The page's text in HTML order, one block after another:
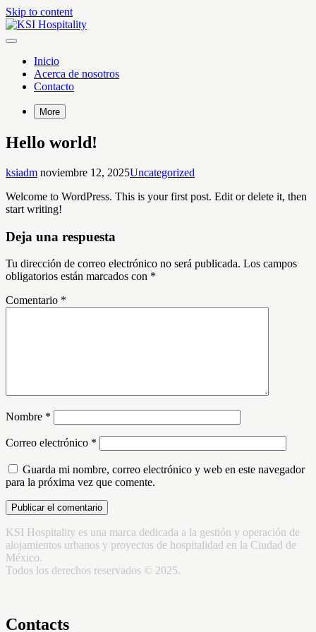
Skip to content
Inicio
Acerca de nosotros
Contacto
More
Hello world!
ksiadm noviembre 12, 2025Uncategorized
Welcome to WordPress. This is your first post. Edit or delete it, then
start writing!
Deja una respuesta
Tu dirección de correo electrónico no será publicada. Los campos
obligatorios están marcados con *
Comentario *
Nombre *
Correo electrónico *
Guarda mi nombre, correo electrónico y web en este navegador
para la próxima vez que comente.
KSI Hospitality es una marca dedicada a la gestión y operación de
alojamientos urbanos y proyectos de hospitalidad en la Ciudad de
México.
Todos los derechos reservados © 2025.
Contacts